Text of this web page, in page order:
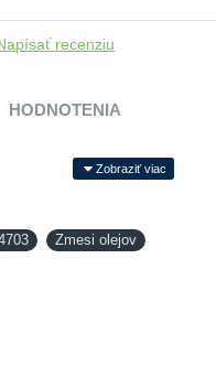
recenziu
HODNOTENIA
Zmesi olejov